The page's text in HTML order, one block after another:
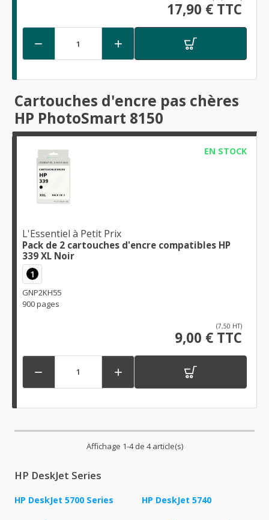
17,90 € TTC
 
Cartouches d'encre pas chères
HP PhotoSmart 8150
EN STOCK
L'Essentiel à Petit Prix
Pack de 2 cartouches d'encre compatibles HP
339 XL Noir
1
GNP2KH55
900 pages
(7,50 HT)
9,00 € TTC
 
Affichage 1-4 de 4 article(s)
HP DeskJet Series
HP DeskJet 5700 Series HP DeskJet 5740